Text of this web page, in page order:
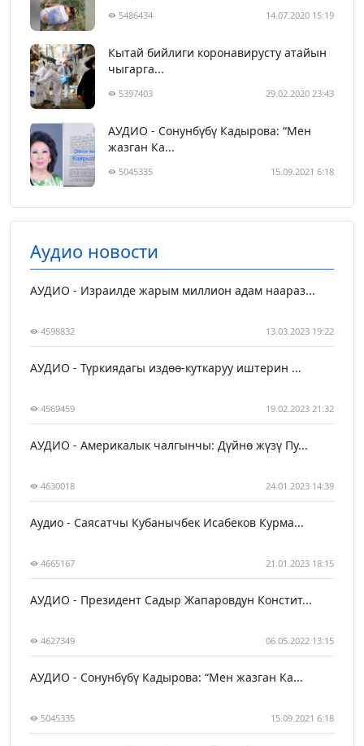
5486434 14.07.2020 15:19
Кытай бийлиги коронавирусту атайын
чыгарга...
5397403 29.02.2020 23:43
АУДИО - Сонунбүбү Кадырова: “Мен
жазган Ка...
5045335 15.09.2021 6:18
Аудио новости
АУДИО - Израилде жарым миллион адам наараз...
4598832 13.03.2023 19:22
АУДИО - Түркиядагы издөө-куткаруу иштерин ...
4569459 19.02.2023 21:32
АУДИО - Америкалык чалгынчы: Дүйнө жүзү Пу...
4630018 24.01.2023 14:39
Аудио - Саясатчы Кубанычбек Исабеков Курма...
4665167 21.01.2023 18:15
АУДИО - Президент Садыр Жапаровдун Констит...
4627349 06.05.2022 13:15
АУДИО - Сонунбүбү Кадырова: “Мен жазган Ка...
5045335 15.09.2021 6:18